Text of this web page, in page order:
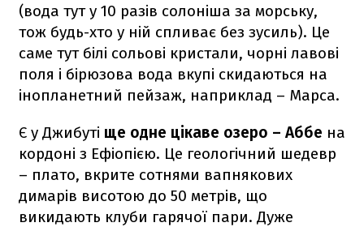
(вода тут у 10 разів солоніша за морську,
тож будь-хто у ній спливає без зусиль). Це
саме тут білі сольові кристали, чорні лавові
поля і бірюзова вода вкупі скидаються на
інопланетний пейзаж, наприклад – Марса.
Є у Джибуті ще одне цікаве озеро – Аббе на
кордоні з Ефіопією. Це геологічний шедевр
– плато, вкрите сотнями вапнякових
димарів висотою до 50 метрів, що
викидають клуби гарячої пари. Дуже